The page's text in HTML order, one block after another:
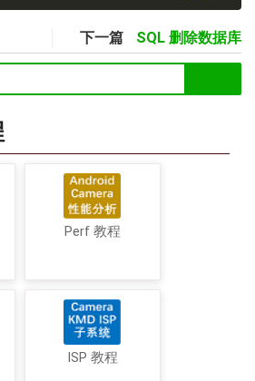
下一篇 SQL 删除数据库
Perf 教程
ISP 教程